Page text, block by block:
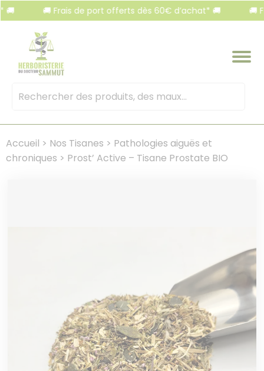
🚚 Frais de port offerts dès 60€ d’achat* 🚚 🚚
Mots
Accueil > Nos Tisanes > Pathologies aiguës et
chroniques > Prost’ Active – Tisane Prostate BIO
Panneau de gestion des cookies